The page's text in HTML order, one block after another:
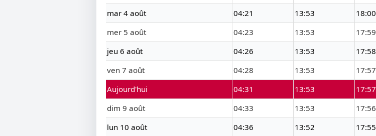
mar 4 août
04:21 13:53 18:00
mer 5 août
04:23 13:53 17:59
jeu 6 août
04:26 13:53 17:58
ven 7 août
04:28 13:53 17:57
Aujourd'hui
04:31 13:53 17:57
dim 9 août
04:33 13:53 17:56
lun 10 août
04:36 13:52 17:55